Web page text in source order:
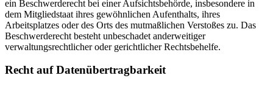
ein Beschwerderecht bei einer Aufsichtsbehörde, insbesondere in
dem Mitgliedstaat ihres gewöhnlichen Aufenthalts, ihres
Arbeitsplatzes oder des Orts des mutmaßlichen Verstoßes zu. Das
Beschwerderecht besteht unbeschadet anderweitiger
verwaltungsrechtlicher oder gerichtlicher Rechtsbehelfe.
Recht auf Daten­übertrag­barkeit